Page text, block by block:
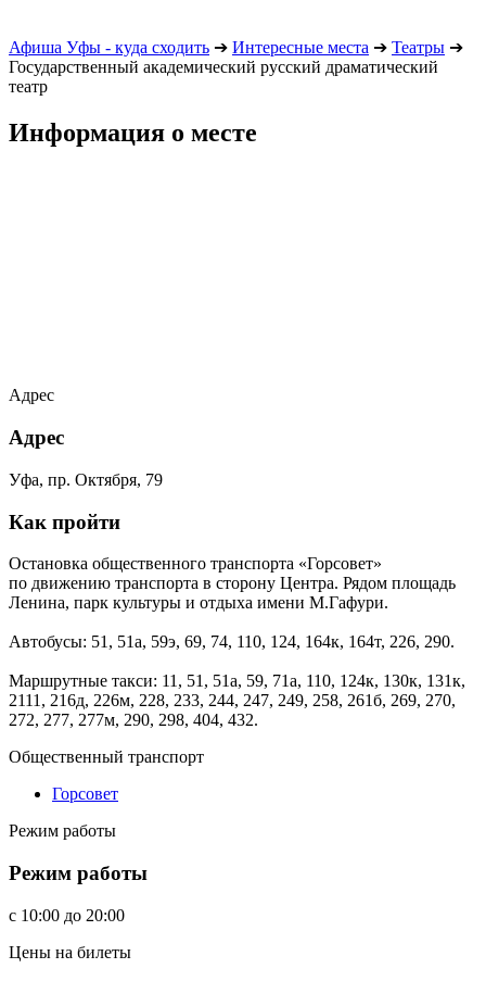
Афиша Уфы - куда сходить ➔ Интересные места ➔ Театры ➔
Государственный академический русский драматический
театр
Информация о месте
Адрес
Адрес
Уфа, пр. Октября, 79
Как пройти
Остановка общественного транспорта «Горсовет»
по движению транспорта в сторону Центра. Рядом площадь
Ленина, парк культуры и отдыха имени М.Гафури.
Автобусы: 51, 51а, 59э, 69, 74, 110, 124, 164к, 164т, 226, 290.
Маршрутные такси: 11, 51, 51а, 59, 71а, 110, 124к, 130к, 131к,
2111, 216д, 226м, 228, 233, 244, 247, 249, 258, 261б, 269, 270,
272, 277, 277м, 290, 298, 404, 432.
Общественный транспорт
Горсовет
Режим работы
Режим работы
c 10:00 до 20:00
Цены на билеты